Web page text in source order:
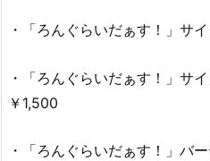
・「ろんぐらいだぁす！」サ
・「ろんぐらいだぁす！」サ
￥1,500
・「ろんぐらいだぁす！」バ